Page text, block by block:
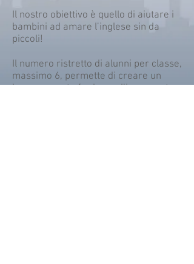
Il nostro obiettivo è quello di aiutare i
bambini ad amare l’inglese sin da
piccoli!
Il numero ristretto di alunni per classe,
massimo 6, permette di creare un
buon rapporto fra loro e l’insegnante,